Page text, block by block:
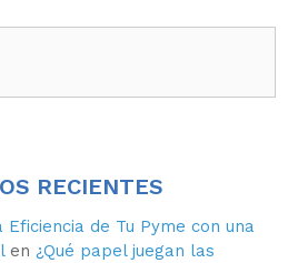
RECIENTES
de Tu Pyme con una
en ¿Qué papel juegan las